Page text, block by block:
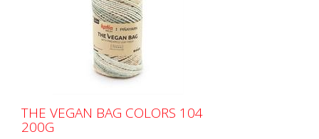
THE VEGAN BAG COLORS 104
200G